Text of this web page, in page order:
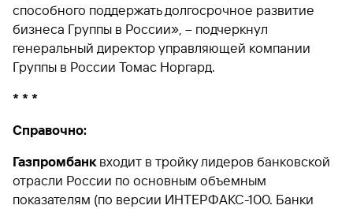
попасться
мошенникам?
Помощь по
кредиту
Оформить
карты
онлайн
Стать
клиентом
Газпромбанка
API
валют и
металлов
для
открытия
счета
Быстрый
по
сайту
Вклады
способного поддержать долгосрочное развитие
бизнеса Группы в России», – подчеркнул
генеральный директор управляющей компании
Группы в России Томас Норгард.
* * *
Справочно:
Газпромбанквходит в тройку лидеров банковской
отрасли России по основным объемным
показателям (по версии ИНТЕРФАКС-100. Банки